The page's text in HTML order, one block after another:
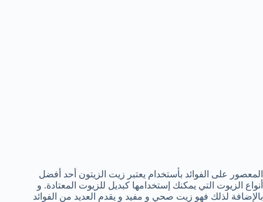
المعصور على الفوائد بأستخدام يعتبر زيت الزيتون أحد أفضل
أنواع الزيوت التي يمكنك إستخدامها كبديل للزيوت المعتادة. و
بالإضافة لذلك فهو زيت صحي و مفيد و يقدم العديد من الفوائد